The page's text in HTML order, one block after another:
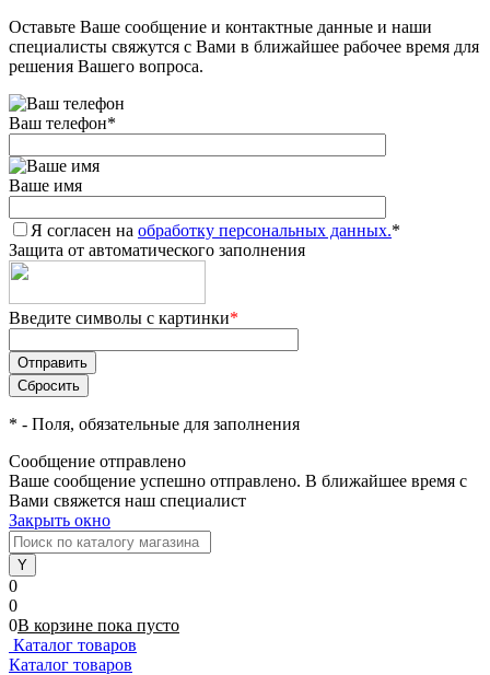
Оставьте Ваше сообщение и контактные данные и наши
специалисты свяжутся с Вами в ближайшее рабочее время для
решения Вашего вопроса.
Ваш телефон*
Ваше имя
Я согласен на обработку персональных данных.*
Защита от автоматического заполнения
Введите символы с картинки*
* - Поля, обязательные для заполнения
Сообщение отправлено
Ваше сообщение успешно отправлено. В ближайшее время с
Вами свяжется наш специалист
Закрыть окно
0
0
0В корзине пока пусто
Каталог товаров
Каталог товаров